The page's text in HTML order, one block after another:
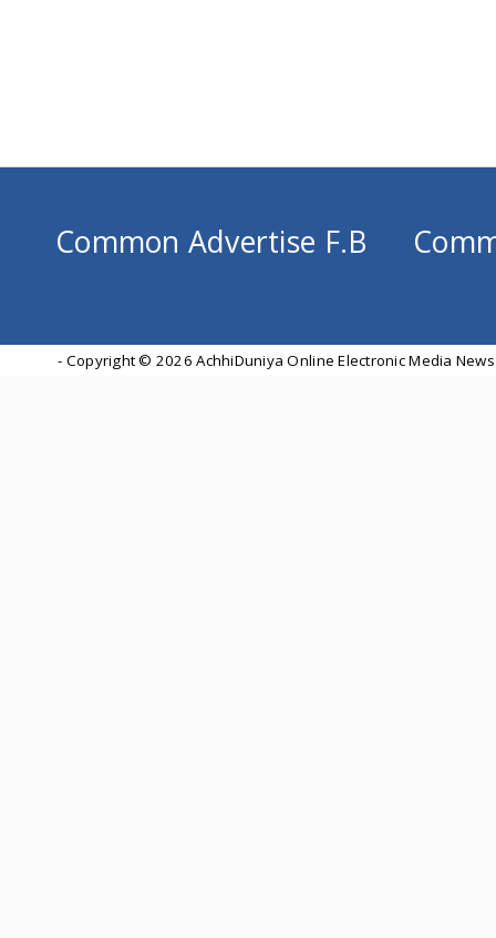
Common Advertise F.B
- Copyright © 2026 AchhiDuniya Online Electronic Media